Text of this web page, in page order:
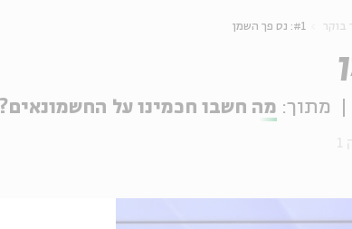
בוקר #1: נס פך השמן
מתוך: מה חשבו חכמינו על החשמונאים?